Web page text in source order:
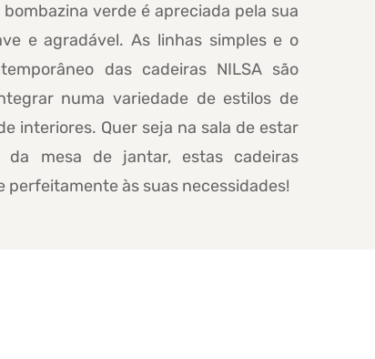
verde é apreciada pela sua
e agradável. As linhas simples e o
das cadeiras NILSA são
numa variedade de estilos de
interiores. Quer seja na sala de estar
mesa de jantar, estas cadeiras
perfeitamente às suas necessidades!